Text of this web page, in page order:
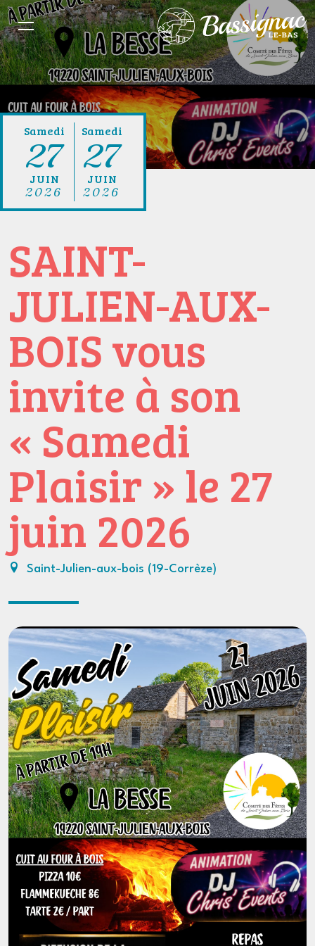
Samedi
27
JUIN
2026
Samedi
27
JUIN
2026
SAINT-
JULIEN-AUX-
BOIS vous
invite à son
« Samedi
Plaisir » le 27
juin 2026
Saint-Julien-aux-bois (19-Corrèze)